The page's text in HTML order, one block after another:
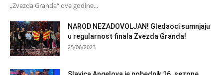
„Zvezda Granda“ ove godine...
NAROD NEZADOVOLJAN! Gledaoci sumnjaju
u regularnost finala Zvezda Granda!
25/06/2023